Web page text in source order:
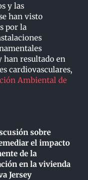
y las
han visto
por la
han resultado en
cardiovasculares,
Ambiental de
sobre
el impacto
de la
en la vivienda
Jersey